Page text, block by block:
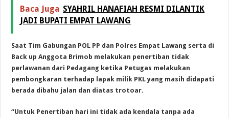
Baca Juga SYAHRIL HANAFIAH RESMI DILANTIK
JADI BUPATI EMPAT LAWANG
Saat Tim Gabungan POL PP dan Polres Empat Lawang serta di
Back up Anggota Brimob melakukan penertiban tidak
perlawanan dari Pedagang ketika Petugas melakukan
pembongkaran terhadap lapak milik PKL yang masih didapati
berada dibahu jalan dan diatas trotoar.
“Untuk Penertiban hari ini tidak ada kendala tanpa ada